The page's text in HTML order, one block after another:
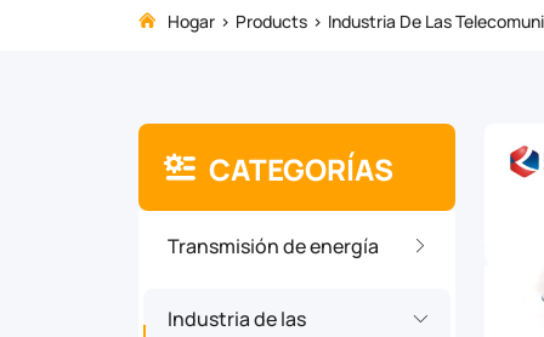
Hogar Products Industria De Las
CATEGORÍAS
Transmisión de energía
Industria de las